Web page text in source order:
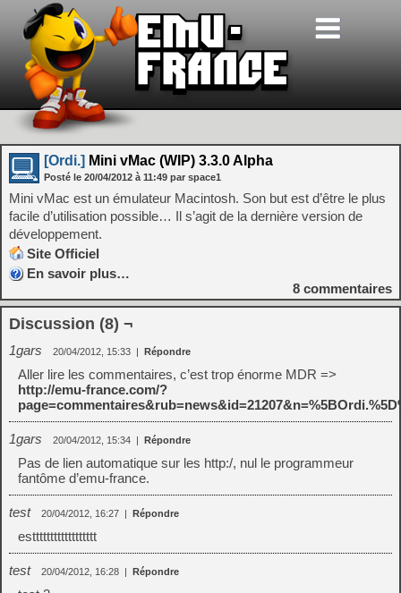
[Ordi.] Mini vMac (WIP) 3.3.0 Alpha
Posté le 20/04/2012 à 11:49 par space1
Mini vMac est un émulateur Macintosh. Son but est d’être le plus
facile d’utilisation possible… Il s’agit de la dernière version de
développement.
Site Officiel
En savoir plus…
8 commentaires
Discussion (8) ¬
1gars 20/04/2012, 15:33 | Répondre
Aller lire les commentaires, c’est trop énorme MDR =>
http://emu-france.com/?
1gars 20/04/2012, 15:34 | Répondre
Pas de lien automatique sur les http:/, nul le programmeur
fantôme d’emu-france.
test 20/04/2012, 16:27 | Répondre
estttttttttttttttttt
test 20/04/2012, 16:28 | Répondre